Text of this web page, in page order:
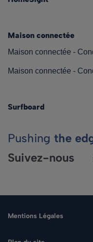
Maison connectée
Maison connectée -
Maison connectée -
Surfboard
Pushing the
Suivez-nous
Mentions Légales